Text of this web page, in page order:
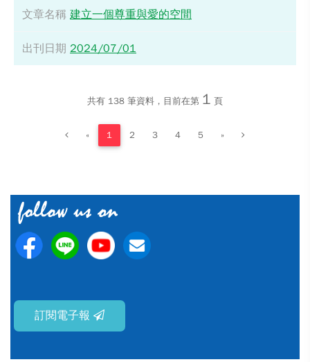
建立一個尊重與愛的空間
2024/07/01
共有 138筆資料，目前在第 1 頁
« 1 2 3 4 5 »
訂閱電子報